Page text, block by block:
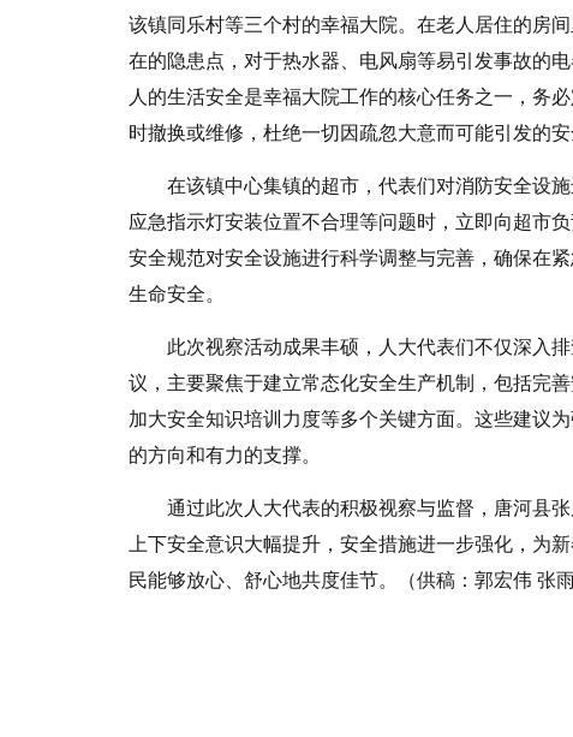
该镇同乐村等三个村的幸福大院。在老人居住的房
在的隐患点，对于热水器、电风扇等易引发事故的
人的生活安全是幸福大院工作的核心任务之一，务
时撤换或维修，杜绝一切因疏忽大意而可能引发的安
在该镇中心集镇的超市，代表们对消防安全设
应急指示灯安装位置不合理等问题时，立即向超市
安全规范对安全设施进行科学调整与完善，确保在
生命安全。
此次视察活动成果丰硕，人大代表们不仅深入
议，主要聚焦于建立常态化安全生产机制，包括完
加大安全知识培训力度等多个关键方面。这些建议
的方向和有力的支撑。
通过此次人大代表的积极视察与监督，唐河县
上下安全意识大幅提升，安全措施进一步强化，为
民能够放心、舒心地共度佳节。（供稿：郭宏伟 张雨